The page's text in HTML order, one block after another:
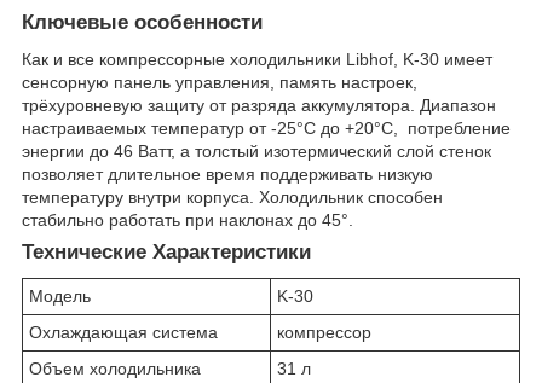
Ключевые особенности
Как и все компресcорные холодильники Libhof, K-30 имеет
сенсорную панель управления, память настроек,
трёхуровневую защиту от разряда аккумулятора. Диапазон
настраиваемых температур от -25°C до +20°C, потребление
энергии до 46 Ватт, а толстый изотермический слой стенок
позволяет длительное время поддерживать низкую
температуру внутри корпуса. Холодильник способен
стабильно работать при наклонах до 45°.
Технические Характеристики
Модель
K-30
Охлаждающая система
компрессор
Объем холодильника
31 л